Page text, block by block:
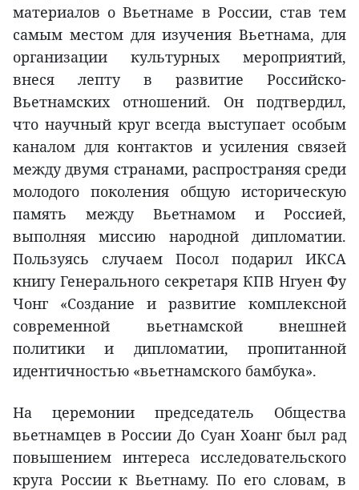
материалов о Вьетнаме в России, став тем
самым местом для изучения Вьетнама, для
организации культурных мероприятий,
внеся лепту в развитие Российско-
Вьетнамских отношений. Он подтвердил,
что научный круг всегда выступает особым
каналом для контактов и усиления связей
между двумя странами, распространяя среди
молодого поколения общую историческую
память между Вьетнамом и Россией,
выполняя миссию народной дипломатии.
Пользуясь случаем Посол подарил ИКСА
книгу Генерального секретаря КПВ Нгуен Фу
Чонг «Создание и развитие комплексной
современной вьетнамской внешней
политики и дипломатии, пропитанной
идентичностью «вьетнамского бамбука».
На церемонии председатель Общества
вьетнамцев в России До Суан Хоанг был рад
повышением интереса исследовательского
круга России к Вьетнаму. По его словам, в